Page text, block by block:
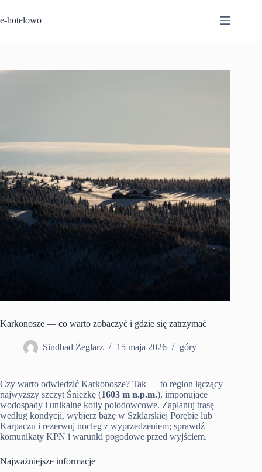
do
treści
e-hotelowo
Karkonosze — co warto zobaczyć i gdzie się zatrzymać
Sindbad Żeglarz 15 maja 2026 góry
Czy warto odwiedzić Karkonosze? Tak — to region łączący
najwyższy szczyt Śnieżkę (1603 m n.p.m.), imponujące
wodospady i unikalne kotły polodowcowe. Zaplanuj trasę
według kondycji, wybierz bazę w Szklarskiej Porębie lub
Karpaczu i rezerwuj nocleg z wyprzedzeniem; sprawdź
komunikaty KPN i warunki pogodowe przed wyjściem.
Najważniejsze informacje